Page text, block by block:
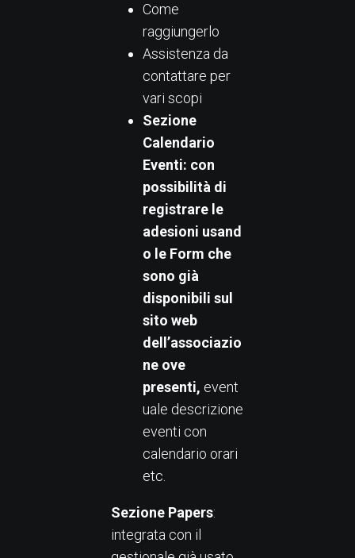
Come
raggiungerlo
Assistenza da
contattare per
vari scopi
Sezione
Calendario
Eventi: con
possibilità di
registrare le
adesioni usand
o le Form che
sono già
disponibili sul
sito web
dell’associazio
ne ove
presenti, event
uale descrizione
eventi con
calendario orari
etc.
Sezione Papers:
integrata con il